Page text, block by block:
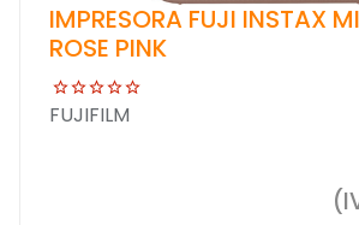
IMPRESORA FUJI INSTAX
ROSE PINK
FUJIFILM